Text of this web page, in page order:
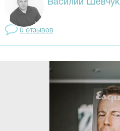
Василий Шевчук
0 отзывов